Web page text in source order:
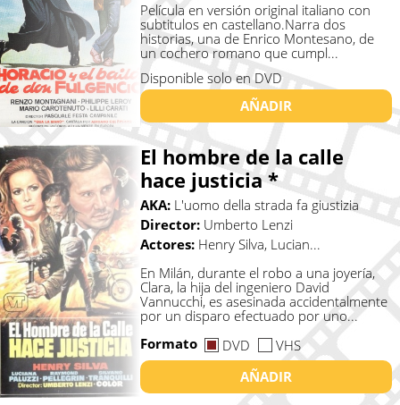
Película en versión original italiano con
subtitulos en castellano.Narra dos
historias, una de Enrico Montesano, de
un cochero romano que cumpl...
Disponible solo en DVD
AÑADIR
El hombre de la calle
hace justicia *
AKA: L'uomo della strada fa giustizia
Director: Umberto Lenzi
Actores: Henry Silva, Lucian...
En Milán, durante el robo a una joyería,
Clara, la hija del ingeniero David
Vannucchi, es asesinada accidentalmente
por un disparo efectuado por uno...
Formato
DVD
VHS
AÑADIR